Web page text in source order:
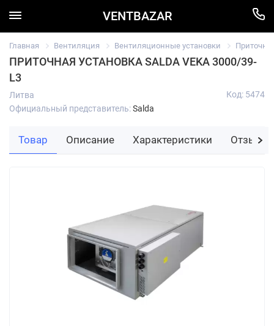
VENTBAZAR
Главная Вентиляция Вентиляционные установки
ПРИТОЧНАЯ УСТАНОВКА SALDA VEKA 3000/39-
L3
Литва
Официальный представитель:Salda
Код: 5474
Товар Описание Характеристики Отзывы